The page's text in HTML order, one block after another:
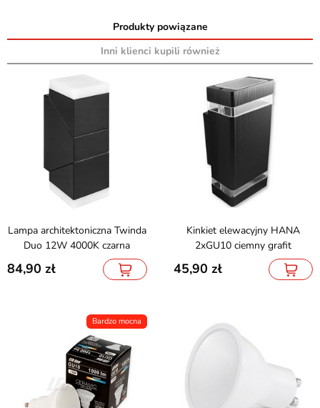
Produkty powiązane
Inni klienci kupili również
Lampa architektoniczna Twinda
Duo 12W 4000K czarna
84,90
Kinkiet elewacyjny HANA
2xGU10 ciemny grafit
45,90
Bardzo mocna